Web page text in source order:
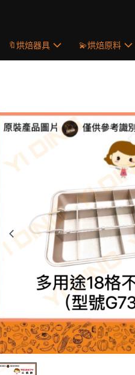
🔖烘焙器具 💫烘焙原料